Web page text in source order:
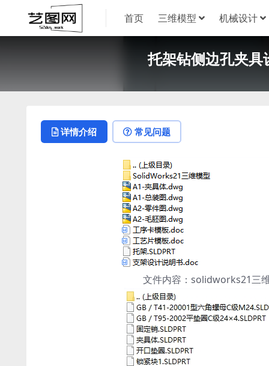
首页 三维模型 机械设计
托架钻侧边孔夹
详情介绍 常见问题
文件内容：solidworks21三